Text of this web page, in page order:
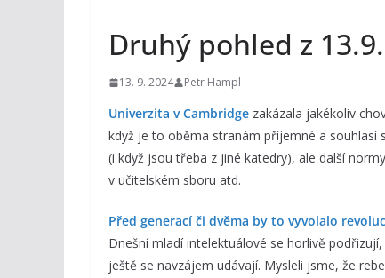
Druhý pohled z
13. 9. 2024 Petr Hampl
Univerzita v Cambridge zakázala jakékoliv
když je to oběma stranám příjemné a souhlasí
(i když jsou třeba z jiné katedry), ale další
v učitelském sboru atd.
Před generací či dvěma by to vyvolalo revoluc
Dnešní mladí intelektuálové se horlivě podřizují,
ještě se navzájem udávají. Mysleli jsme, že